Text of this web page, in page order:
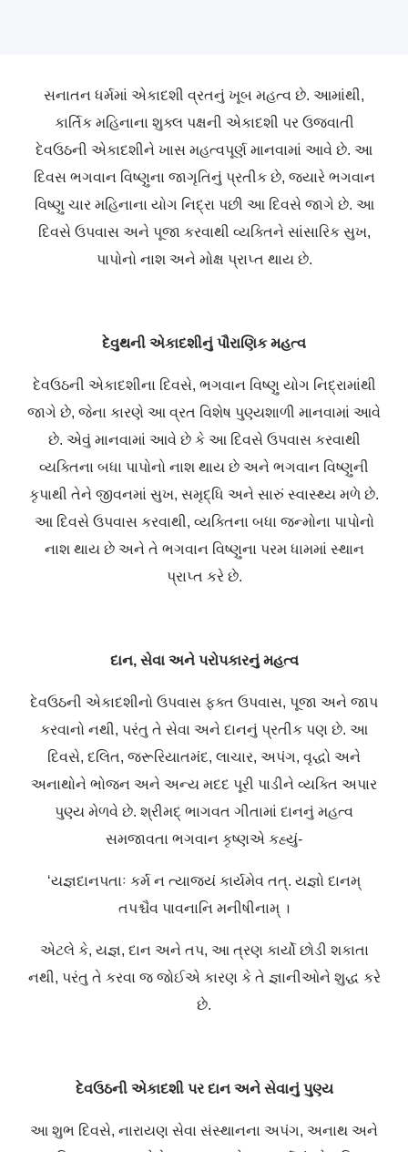
સનાતન ધર્મમાં એકાદશી વ્રતનું ખૂબ મહત્વ છે. આમાંથી,
કાર્તિક મહિનાના શુક્લ પક્ષની એકાદશી પર ઉજવાતી
દેવઉઠની એકાદશીને ખાસ મહત્વપૂર્ણ માનવામાં આવે છે. આ
દિવસ ભગવાન વિષ્ણુના જાગૃતિનું પ્રતીક છે, જ્યારે ભગવાન
વિષ્ણુ ચાર મહિનાના યોગ નિદ્રા પછી આ દિવસે જાગે છે. આ
દિવસે ઉપવાસ અને પૂજા કરવાથી વ્યક્તિને સાંસારિક સુખ,
પાપોનો નાશ અને મોક્ષ પ્રાપ્ત થાય છે.
દેવુથની એકાદશીનું પૌરાણિક મહત્વ
દેવઉઠની એકાદશીના દિવસે, ભગવાન વિષ્ણુ યોગ નિદ્રામાંથી
જાગે છે, જેના કારણે આ વ્રત વિશેષ પુણ્યશાળી માનવામાં આવે
છે. એવું માનવામાં આવે છે કે આ દિવસે ઉપવાસ કરવાથી
વ્યક્તિના બધા પાપોનો નાશ થાય છે અને ભગવાન વિષ્ણુની
કૃપાથી તેને જીવનમાં સુખ, સમૃદ્ધિ અને સારું સ્વાસ્થ્ય મળે છે.
આ દિવસે ઉપવાસ કરવાથી, વ્યક્તિના બધા જન્મોના પાપોનો
નાશ થાય છે અને તે ભગવાન વિષ્ણુના પરમ ધામમાં સ્થાન
પ્રાપ્ત કરે છે.
દાન, સેવા અને પરોપકારનું મહત્વ
દેવઉઠની એકાદશીનો ઉપવાસ ફક્ત ઉપવાસ, પૂજા અને જાપ
કરવાનો નથી, પરંતુ તે સેવા અને દાનનું પ્રતીક પણ છે. આ
દિવસે, દલિત, જરૂરિયાતમંદ, લાચાર, અપંગ, વૃદ્ધો અને
અનાથોને ભોજન અને અન્ય મદદ પૂરી પાડીને વ્યક્તિ અપાર
પુણ્ય મેળવે છે. શ્રીમદ્ ભાગવત ગીતામાં દાનનું મહત્વ
સમજાવતા ભગવાન કૃષ્ણએ કહ્યું-
‘યજ્ઞદાનપતાઃ કર્મ ન ત્યાજ્યં કાર્યમેવ તત્. યજ્ઞો દાનમ્
તપશ્ચૈવ પાવનાનિ મનીષીનામ્ ।
એટલે કે, યજ્ઞ, દાન અને તપ, આ ત્રણ કાર્યો છોડી શકાતા
નથી, પરંતુ તે કરવા જ જોઈએ કારણ કે તે જ્ઞાનીઓને શુદ્ધ કરે
છે.
દેવઉઠની એકાદશી પર દાન અને સેવાનું પુણ્ય
આ શુભ દિવસે, નારાયણ સેવા સંસ્થાનના અપંગ, અનાથ અને